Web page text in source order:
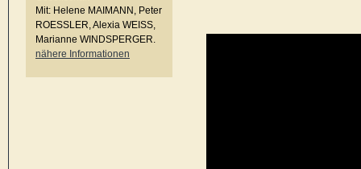
Mit: Helene MAIMANN, Peter
ROESSLER, Alexia WEISS,
Marianne WINDSPERGER.
nähere Informationen